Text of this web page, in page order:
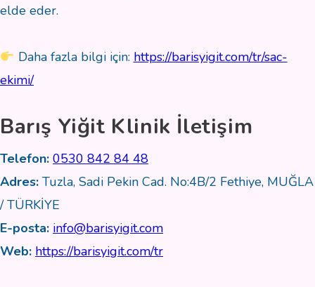
elde eder.
Daha fazla bilgi için: https://barisyigit.com/tr/sac-
ekimi/
Barış Yiğit Klinik İletişim
Telefon: 0530 842 84 48
Adres: Tuzla, Sadi Pekin Cad. No:4B/2 Fethiye, MUĞLA
/ TÜRKİYE
E-posta: info@barisyigit.com
Web: https://barisyigit.com/tr